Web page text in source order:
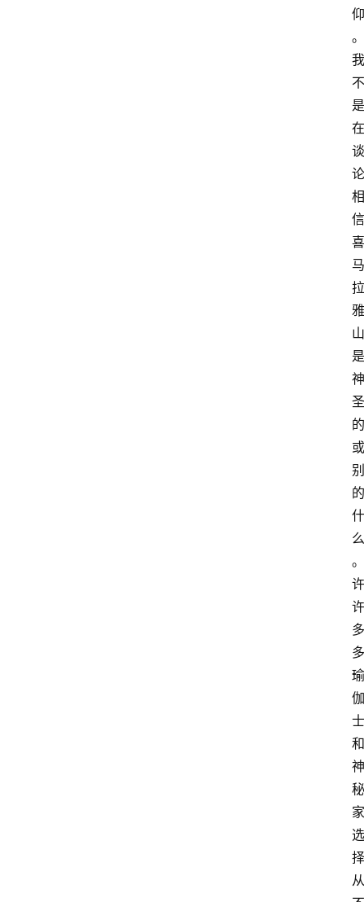
仰
。
我
不
是
在
谈
论
相
信
喜
马
拉
雅
山
是
神
圣
的
或
别
的
什
么
。
许
许
多
多
瑜
伽
士
和
神
秘
家
选
择
从